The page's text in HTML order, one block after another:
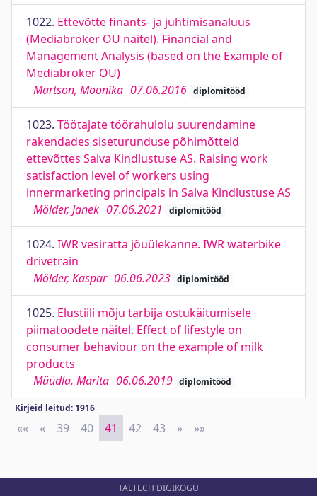
1022. Ettevõtte finants- ja juhtimisanalüüs
(Mediabroker OÜ näitel). Financial and
Management Analysis (based on the Example of
Mediabroker OÜ)
Märtson, Moonika 07.06.2016 diplomitööd
1023. Töötajate töörahulolu suurendamine
rakendades siseturunduse põhimõtteid
ettevõttes Salva Kindlustuse AS. Raising work
satisfaction level of workers using
innermarketing principals in Salva Kindlustuse AS
Mölder, Janek 07.06.2021 diplomitööd
1024. IWR vesiratta jõuülekanne. IWR waterbike
drivetrain
Mölder, Kaspar 06.06.2023 diplomitööd
1025. Elustiili mõju tarbija ostukäitumisele
piimatoodete näitel. Effect of lifestyle on
consumer behaviour on the example of milk
products
Müüdla, Marita 06.06.2019 diplomitööd
Kirjeid leitud: 1916
«« First
« Previous
39 40 41 42 43 » Next
»»
TALTECH DIGIKOGU